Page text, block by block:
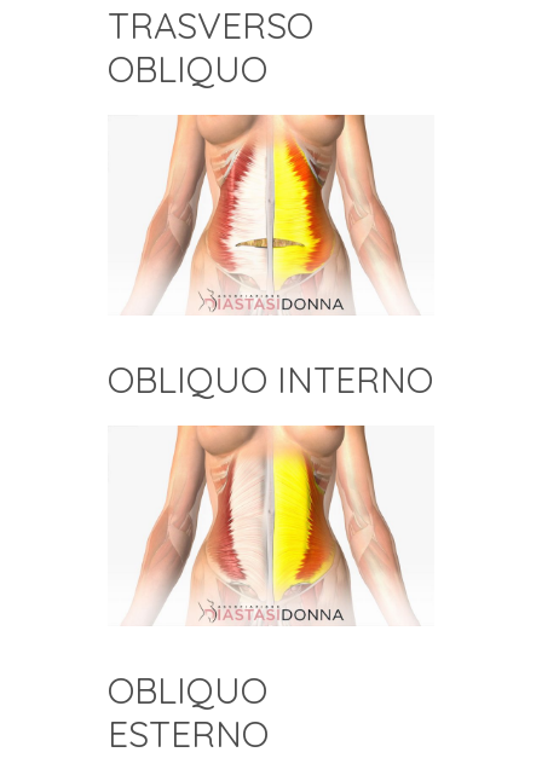
TRASVERSO
OBLIQUO
OBLIQUO INTERNO
OBLIQUO
ESTERNO